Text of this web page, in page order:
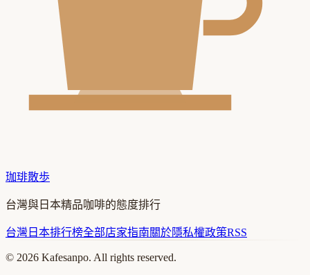
珈琲散歩
台灣與日本精品咖啡的態度排行
台灣 日本排行榜全部店家指南關於隱私權政策RSS
© 2026 Kafesanpo. All rights reserved.